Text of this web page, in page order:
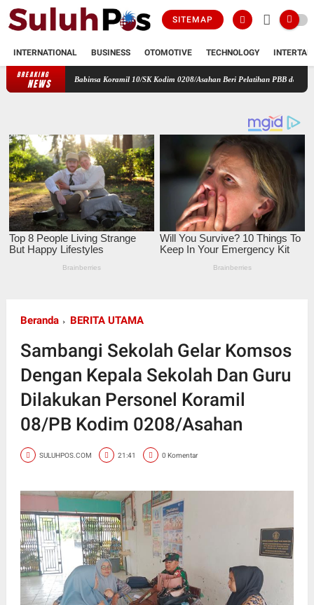
SITEMAP
INTERNATIONAL BUSINESS OTOMOTIVE TECHNOLOGY
BREAKING
NEWS
Dini, Babinsa Koramil 10/SK Kodim 0208/Asahan Beri Pelatihan PBB dan Etika Bagi Siswa
Beranda BERITA UTAMA
Sambangi Sekolah Gelar Komsos
Dengan Kepala Sekolah Dan Guru
Dilakukan Personel Koramil
08/PB Kodim 0208/Asahan
SULUHPOS.COM 21:41 0 Komentar